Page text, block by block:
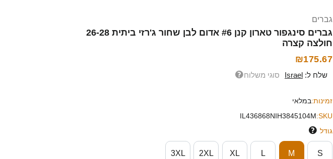
גברים
גברים סינגפור טארון קנן #6 אדום לבן שחור ג'רזי ביתית 26-28
חולצה קצרה
₪175.67
שלח ל: Israel סוגי משלוח
זמינות:במלאי
SKU:
IL436868NIH3845104M
גודל
S
M
L
XL
2XL
3XL